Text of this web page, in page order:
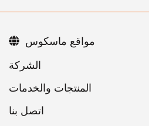
اتصل بنا
مواقع ماسكوس